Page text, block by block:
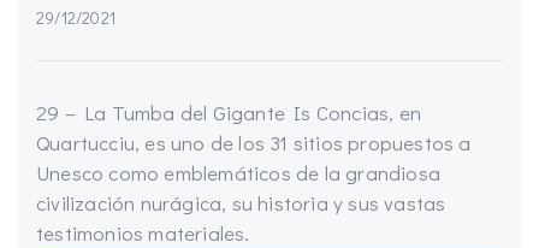
29/12/2021
29 – La Tumba del Gigante Is Concias, en
Quartucciu, es uno de los 31 sitios propuestos a
Unesco como emblemáticos de la grandiosa
civilización nurágica, su historia y sus vastas
testimonios materiales.